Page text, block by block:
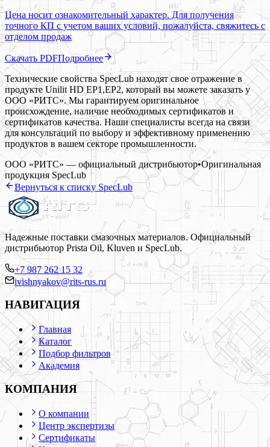
Цена носит ознакомительный характер. Для получения
точного КП с учетом ваших условий, пожалуйста, свяжитесь с
отделом продаж
Скачать PDFПодробнее
Технические свойства SpecLub находят свое отражение в
продукте Unilit HD EP1,EP2, который вы можете заказать у
ООО «РИТС». Мы гарантируем оригинальное
происхождение, наличие необходимых сертификатов и
сертификатов качества. Наши специалисты всегда на связи
для консультаций по выбору и эффективному применению
продуктов в вашем секторе промышленности.
ООО «РИТС» — официальный дистрибьютор•Оригинальная
продукция SpecLub
Вернуться к списку SpecLub
Надежные поставки смазочных материалов. Официальный
дистрибьютор Prista Oil, Kluven и SpecLub.
+7 987 262 15 32
ivishnyakov@rits-rus.ru
НАВИГАЦИЯ
Главная
Каталог
Подбор фильтров
Академия
КОМПАНИЯ
О компании
Центр экспертизы
Сертификаты